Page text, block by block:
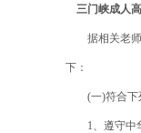
三门峡成人
据相关老师
下：
(一)符合下列
1、遵守中华